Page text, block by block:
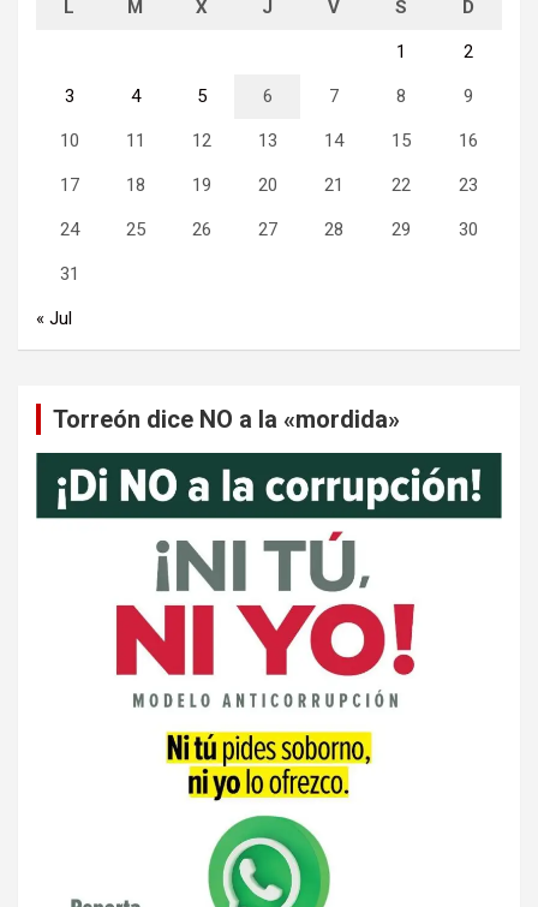
L M X J V S D
1 2
3 4 5 6 7 8 9
10 11 12 13 14 15 16
17 18 19 20 21 22 23
24 25 26 27 28 29 30
31
« Jul
Torreón dice NO a la «mordida»